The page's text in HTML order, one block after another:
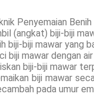
Penyemaian Benih
(angkat) biji-biji
biji-biji mawar yang
biji mawar dengan air
biji-biji mawar
biji mawar
pada umur